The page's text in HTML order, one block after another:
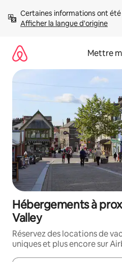
directement
Afficher la langue d'origine
Mettre
Hébergements à
Valley
Réservez des locations de
uniques et plus encore sur